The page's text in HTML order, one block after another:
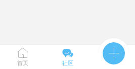

首页

社区
